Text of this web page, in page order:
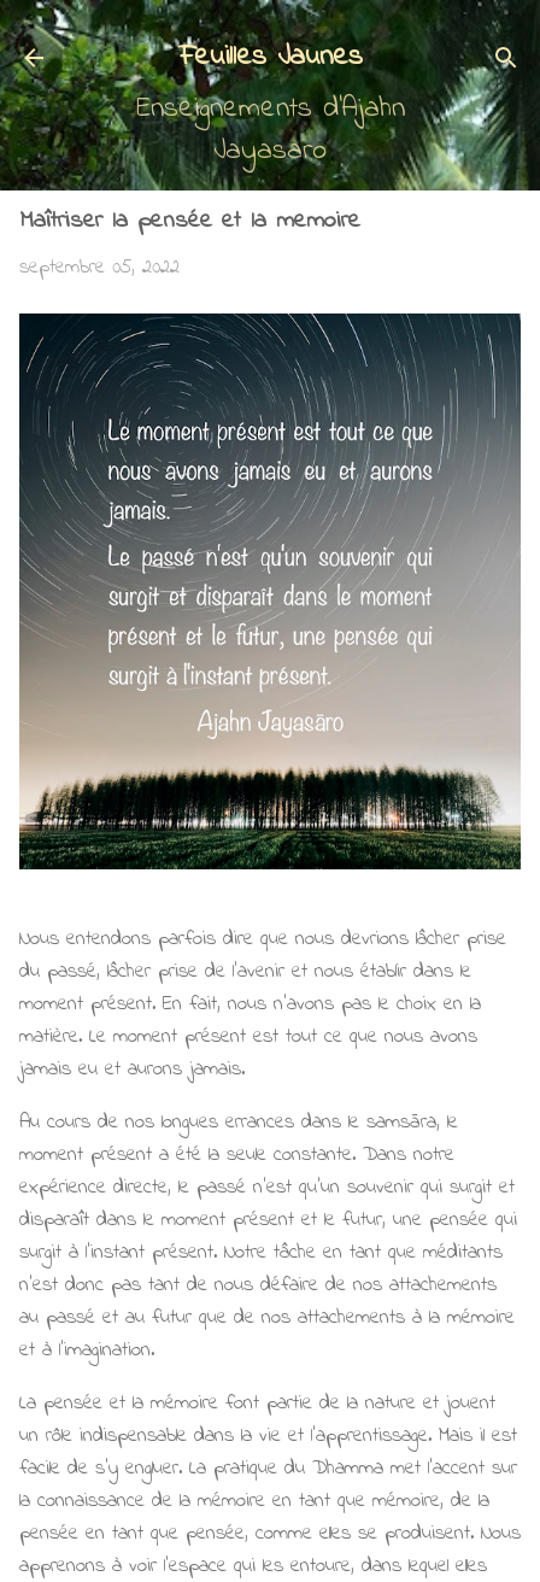
Accéder au contenu principal
Feuilles Jaunes
Enseignements d'Ajahn
Jayasaro
Maîtriser la pensée et la memoire
septembre 05, 2022
Nous entendons parfois dire que nous devrions lâcher prise
du passé, lâcher prise de l'avenir et nous établir dans le
moment présent. En fait, nous n'avons pas le choix en la
matière. Le moment présent est tout ce que nous avons
jamais eu et aurons jamais.
Au cours de nos longues errances dans le samsāra, le
moment présent a été la seule constante. Dans notre
expérience directe, le passé n'est qu'un souvenir qui surgit et
disparaît dans le moment présent et le futur, une pensée qui
surgit à l'instant présent. Notre tâche en tant que méditants
n'est donc pas tant de nous défaire de nos attachements
au passé et au futur que de nos attachements à la mémoire
et à l'imagination.
La pensée et la mémoire font partie de la nature et jouent
un rôle indispensable dans la vie et l'apprentissage. Mais il est
facile de s'y engluer. La pratique du Dhamma met l'accent sur
la connaissance de la mémoire en tant que mémoire, de la
pensée en tant que pensée, comme elles se produisent. Nous
apprenons à voir l'espace qui les entoure, dans lequel elles